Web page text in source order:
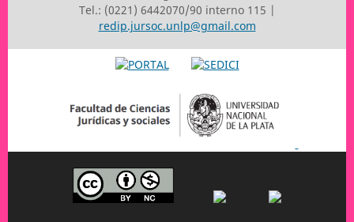
Tel.: (0221) 6442070/90 interno 115 |
redip.jursoc.unlp@gmail.com